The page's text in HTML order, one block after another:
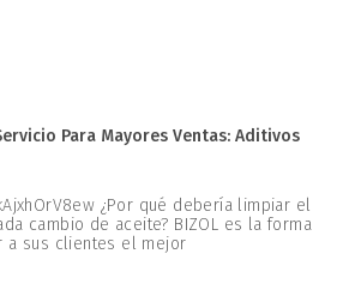
Para Mayores Ventas: Aditivos
¿Por qué debería limpiar el
cambio de aceite? BIZOL es la forma
a sus clientes el mejor